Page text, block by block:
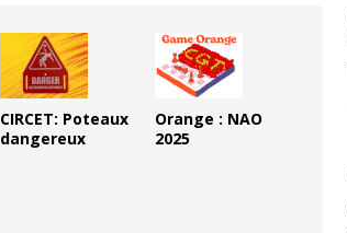
CIRCET: Poteaux
dangereux
Orange : NAO
2025